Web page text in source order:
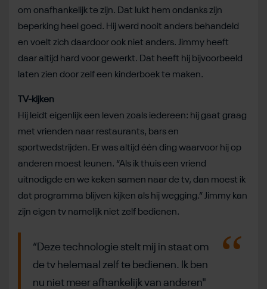
om onafhankelijk te zijn. Dat lukt hem ondanks zijn
beperking heel goed. Hij werd nooit anders behandeld
en voelt zich daardoor ook niet anders. Jimmy heeft
daar altijd hard voor gewerkt. Dat heeft hij bijvoorbeeld
laten zien door zelf een kinderboek te maken.
TV-kijken
Hij leidt eigenlijk een leven zoals iedereen: hij gaat graag
met vrienden naar restaurants, bars en
sportwedstrijden. Er was altijd één ding waarvoor hij op
anderen moest leunen. “Als ik thuis een vriend
uitnodigde en we keken samen naar de tv, dan moest ik
dat programma blijven kijken als hij wegging.” Jimmy kan
zijn eigen tv namelijk niet zelf bedienen.
“Deze technologie stelt mij in staat om
de tv helemaal zelf te bedienen. Ik ben
nu niet meer afhankelijk van anderen"